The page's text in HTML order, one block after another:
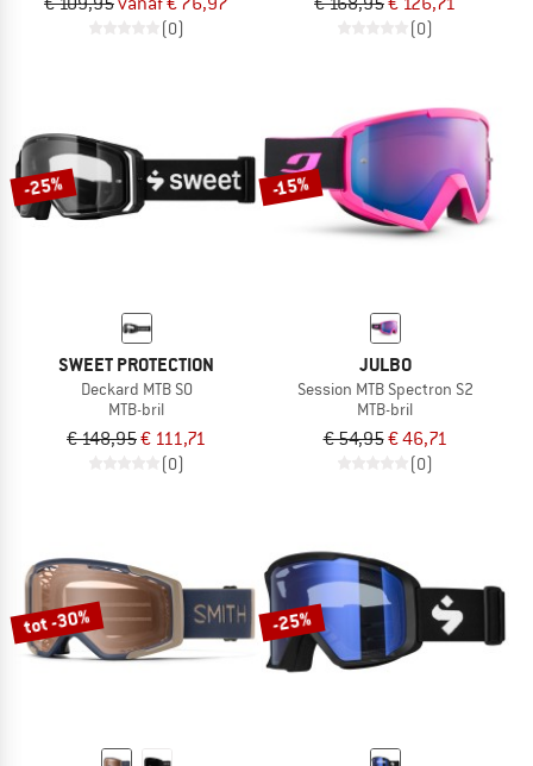
(0) (0)
-25%
SWEET PROTECTION
Deckard MTB S0
MTB-bril
€ 148,95€ 111,71
(0)
-15%
JULBO
Session MTB Spectron S2
MTB-bril
€ 54,95€ 46,71
(0)
tot -30% -25%